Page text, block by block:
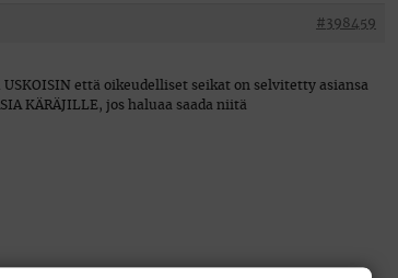
#398459
että oikeudelliset seikat on selvitetty asiansa
KÄRÄJILLE, jos haluaa saada niitä